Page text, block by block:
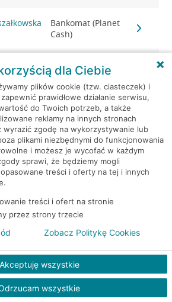
Bankomat (Planet
Cash)
Bankomat (Planet
Cash)
Bankomat (Planet
Cash)
Bankomat (Planet
Cash)
Centrum
Cash)
Bankomat (Planet
Cash)
dla Ciebie
plików cookie (tzw. ciasteczek) i
prawidłowe działanie serwisu,
do Twoich potrzeb, a także
reklamy na innych stronach
zgodę na wykorzystywanie lub
plikami niezbędnymi do funkcjonowania
i możesz je wycofać w każdym
sprawi, że będziemy mogli
treści i oferty na tej i innych
treści i ofert na stronie
przez strony trzecie
Akceptuję wszystkie
wszystkie
Zobacz Politykę Cookies